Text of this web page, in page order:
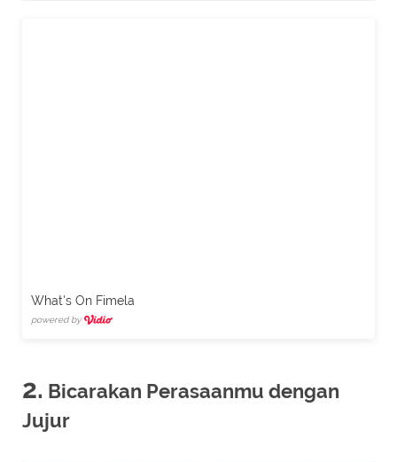
What's On Fimela
powered by
2. Bicarakan Perasaanmu dengan
Jujur